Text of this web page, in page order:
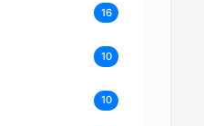
16
10
10